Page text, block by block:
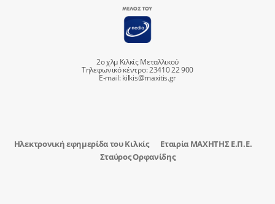
2ο χλμ Κιλκίς Μεταλλικού
Τηλεφωνικό κέντρο: 23410 22 900
E-mail:kilkis@maxitis.gr
Ηλεκτρονική εφημερίδα του Κιλκίς
Εταιρία ΜΑΧΗΤΗΣ Ε.Π.Ε.
Σταύρος Ορφανίδης